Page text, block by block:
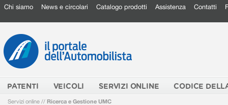
Chi siamo News e circolari Catalogo prodotti Assistenza Contatti
PATENTI VEICOLI SERVIZI ONLINE CODICE
Servizi online // Ricerca e Gestione UMC